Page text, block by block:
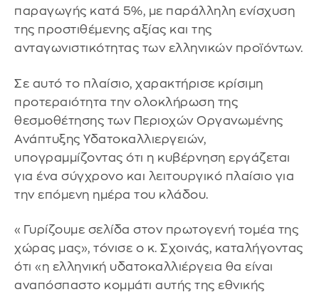
παραγωγής κατά 5%, με παράλληλη ενίσχυση
της προστιθέμενης αξίας και της
ανταγωνιστικότητας των ελληνικών προϊόντων.
Σε αυτό το πλαίσιο, χαρακτήρισε κρίσιμη
προτεραιότητα την ολοκλήρωση της
θεσμοθέτησης των Περιοχών Οργανωμένης
Ανάπτυξης Υδατοκαλλιεργειών,
υπογραμμίζοντας ότι η κυβέρνηση εργάζεται
για ένα σύγχρονο και λειτουργικό πλαίσιο για
την επόμενη ημέρα του κλάδου.
«Γυρίζουμε σελίδα στον πρωτογενή τομέα της
χώρας μας», τόνισε ο κ. Σχοινάς, καταλήγοντας
ότι «η ελληνική υδατοκαλλιέργεια θα είναι
αναπόσπαστο κομμάτι αυτής της εθνικής